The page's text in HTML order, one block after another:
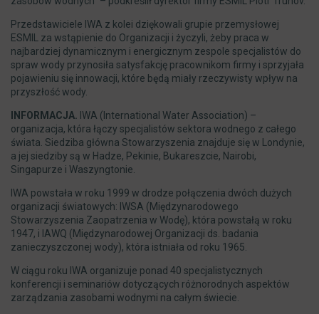
Przedstawiciele IWA z kolei dziękowali grupie przemysłowej
ESMIL za wstąpienie do Organizacji i życzyli, żeby praca w
najbardziej dynamicznym i energicznym zespole specjalistów do
spraw wody przynosiła satysfakcję pracownikom firmy i sprzyjała
pojawieniu się innowacji, które będą miały rzeczywisty wpływ na
przyszłość wody.
INFORMACJA. IWA (International Water Association) –
organizacja, która łączy specjalistów sektora wodnego z całego
świata. Siedziba główna Stowarzyszenia znajduje się w Londynie,
a jej siedziby są w Hadze, Pekinie, Bukareszcie, Nairobi,
Singapurze i Waszyngtonie.
IWA powstała w roku 1999 w drodze połączenia dwóch dużych
organizacji światowych: IWSA (Międzynarodowego
Stowarzyszenia Zaopatrzenia w Wodę), która powstałą w roku
1947, i IAWQ (Międzynarodowej Organizacji ds. badania
zanieczyszczonej wody), która istniała od roku 1965.
W ciągu roku IWA organizuje ponad 40 specjalistycznych
konferencji i seminariów dotyczących różnorodnych aspektów
zarządzania zasobami wodnymi na całym świecie.